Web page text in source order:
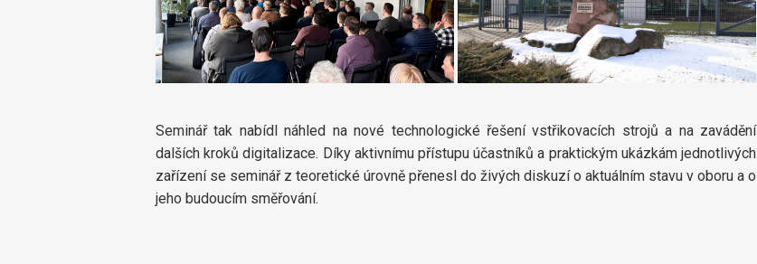
Seminář tak nabídl náhled na nové technologické řešení vstřikovacích strojů a na zavádění
dalších kroků digitalizace. Díky aktivnímu přístupu účastníků a praktickým ukázkám jednotlivých
zařízení se seminář z teoretické úrovně přenesl do živých diskuzí o aktuálním stavu v oboru a o
jeho budoucím směřování.